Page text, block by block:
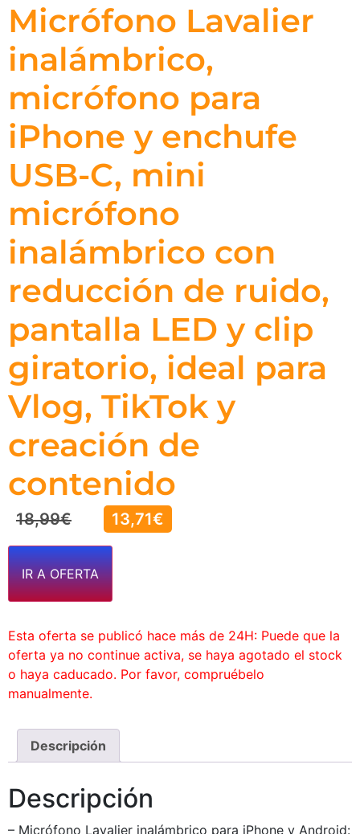
Micrófono Lavalier
inalámbrico,
micrófono para
iPhone y enchufe
USB-C, mini
micrófono
inalámbrico con
reducción de ruido,
pantalla LED y clip
giratorio, ideal para
Vlog, TikTok y
creación de
contenido
18,99€ 13,71€
IR A OFERTA
Esta oferta se publicó hace más de 24H: Puede que la
oferta ya no continue activa, se haya agotado el stock
o haya caducado. Por favor, compruébelo
manualmente.
Descripción
Descripción
– Micrófono Lavalier inalámbrico para iPhone y Android: